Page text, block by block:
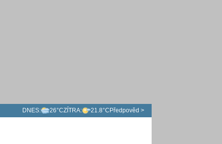
DNES: 26°CZÍTRA: 21.8°C Předpověd >